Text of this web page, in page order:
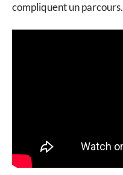
compliquent un parcours.